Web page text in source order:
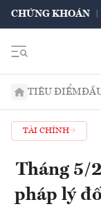
CHỨNG KHOÁN
TIÊU ĐIỂM
TÀI CHÍNH
Tháng 5/
pháp lý